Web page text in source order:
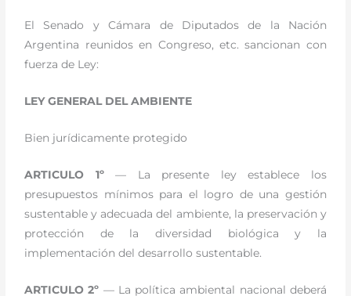
El Senado y Cámara de Diputados de la Nación
Argentina reunidos en Congreso, etc. sancionan con
fuerza de Ley:
LEY GENERAL DEL AMBIENTE
Bien jurídicamente protegido
ARTICULO 1º— La presente ley establece los
presupuestos mínimos para el logro de una gestión
sustentable y adecuada del ambiente, la preservación y
protección de la diversidad biológica y la
implementación del desarrollo sustentable.
ARTICULO 2º — La política ambiental nacional deberá